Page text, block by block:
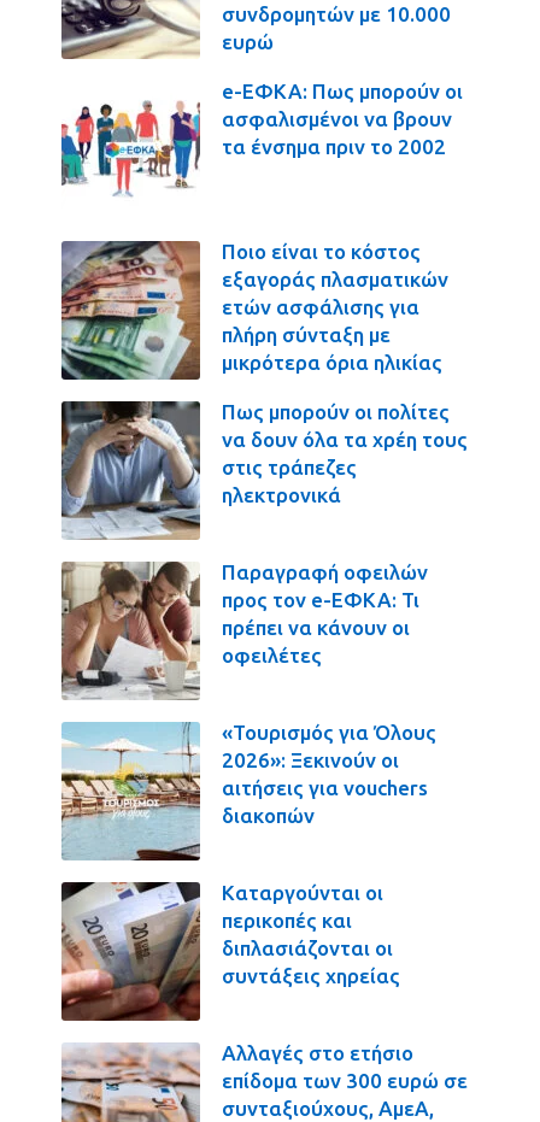
συνδρομητών με 10.000
ευρώ
e-ΕΦΚΑ: Πως μπορούν οι
ασφαλισμένοι να βρουν
τα ένσημα πριν το 2002
Ποιο είναι το κόστος
εξαγοράς πλασματικών
ετών ασφάλισης για
πλήρη σύνταξη με
μικρότερα όρια ηλικίας
Πως μπορούν οι πολίτες
να δουν όλα τα χρέη τους
στις τράπεζες
ηλεκτρονικά
Παραγραφή οφειλών
προς τον e-ΕΦΚΑ: Τι
πρέπει να κάνουν οι
οφειλέτες
«Τουρισμός για Όλους
2026»: Ξεκινούν οι
αιτήσεις για vouchers
διακοπών
Καταργούνται οι
περικοπές και
διπλασιάζονται οι
συντάξεις χηρείας
Αλλαγές στο ετήσιο
επίδομα των 300 ευρώ σε
συνταξιούχους, ΑμεΑ,